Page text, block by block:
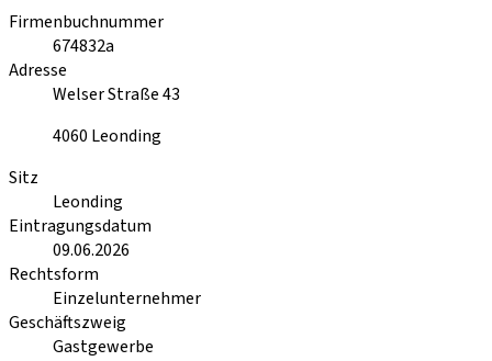
Firmenbuchnummer
674832a
Adresse
Welser Straße 43
4060 Leonding
Sitz
Leonding
Eintragungsdatum
09.06.2026
Rechtsform
Einzelunternehmer
Geschäftszweig
Gastgewerbe